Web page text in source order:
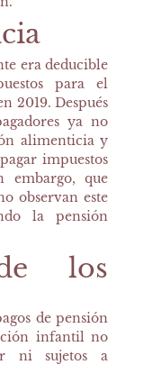
era deducible
para el
2019. Después
ya no
alimenticia y
impuestos
embargo, que
observan este
la pensión
los
de pensión
infantil no
ni sujetos a